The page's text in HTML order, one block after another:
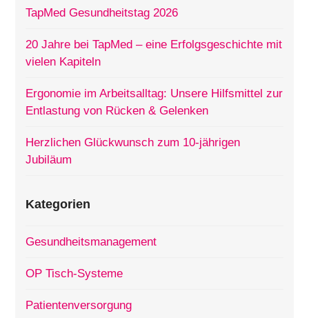
TapMed Gesundheitstag 2026
20 Jahre bei TapMed – eine Erfolgsgeschichte mit
vielen Kapiteln
Ergonomie im Arbeitsalltag: Unsere Hilfsmittel zur
Entlastung von Rücken & Gelenken
Herzlichen Glückwunsch zum 10-jährigen
Jubiläum
Kategorien
Gesundheitsmanagement
OP Tisch-Systeme
Patientenversorgung